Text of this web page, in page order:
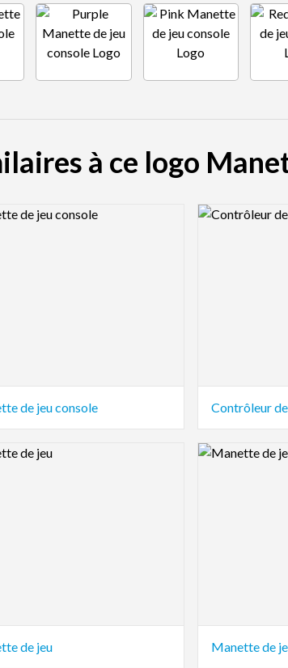
à ce logo
Image
de jeu console
Logo Preview
Contrôleur
Image
de jeu
Logo Preview
Manette de